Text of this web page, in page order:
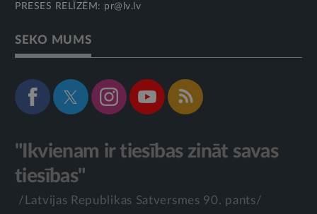
PRESES RELĪZĒM: pr@lv.lv
SEKO MUMS
"Ikvienam ir tiesības zināt savas
tiesības"
/Latvijas Republikas Satversmes 90. pants/